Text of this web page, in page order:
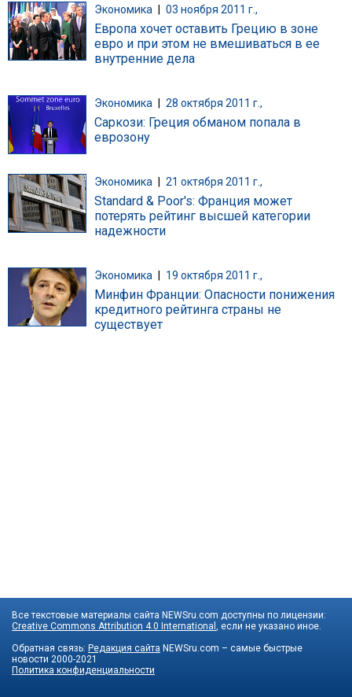
Экономика | 03 ноября 2011 г.,
Европа хочет оставить Грецию в зоне
евро и при этом не вмешиваться в ее
внутренние дела
Экономика 28 октября 2011 г.,
Саркози: Греция обманом попала в
еврозону
Экономика 21 октября 2011 г.,
Standard & Poor's: Франция может
потерять рейтинг высшей категории
надежности
Экономика 19 октября 2011 г.,
Минфин Франции: Опасности понижения
кредитного рейтинга страны не
существует
Все текстовые материалы сайта NEWSru.com доступны по лицензии:
Creative Commons Attribution 4.0 International
, если не указано иное.
Обратная связь: Редакция сайта NEWSru.com – самые быстрые
новости 2000-2021
Политика конфиденциальности